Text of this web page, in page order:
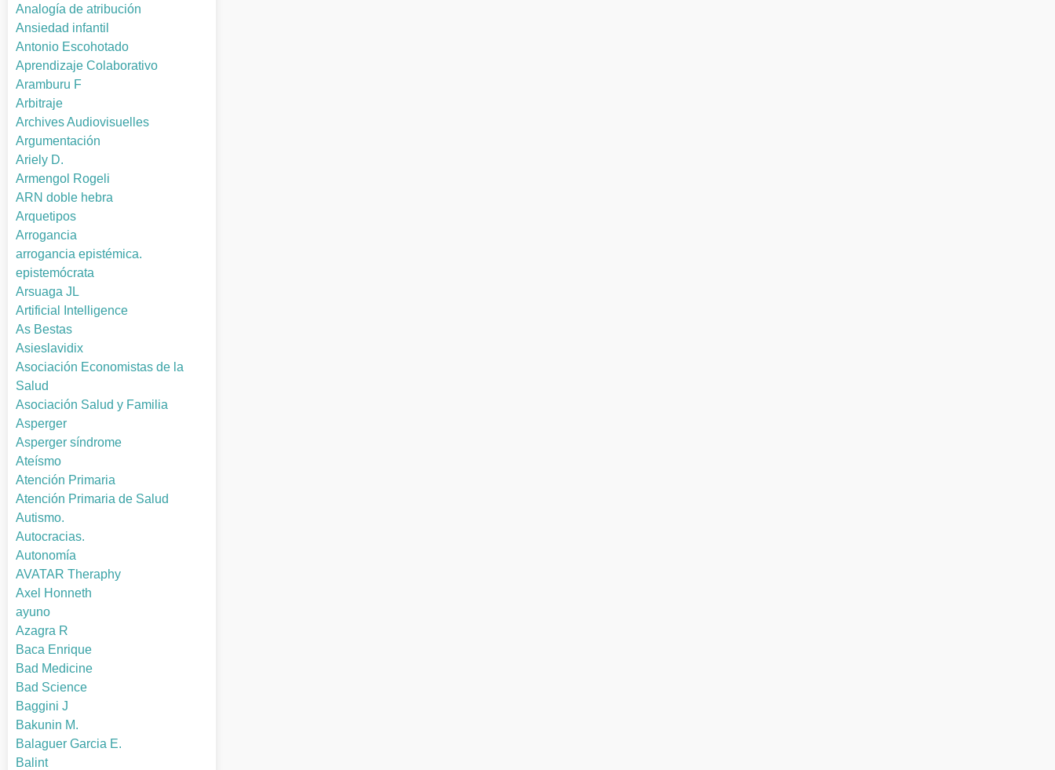
Analogía de atribución
Ansiedad infantil
Antonio Escohotado
Aprendizaje Colaborativo
Aramburu F
Arbitraje
Archives Audiovisuelles
Argumentación
Ariely D.
Armengol Rogeli
ARN doble hebra
Arquetipos
Arrogancia
arrogancia epistémica.
epistemócrata
Arsuaga JL
Artificial Intelligence
As Bestas
Asieslavidix
Asociación Economistas de la
Salud
Asociación Salud y Familia
Asperger
Asperger síndrome
Ateísmo
Atención Primaria
Atención Primaria de Salud
Autismo.
Autocracias.
Autonomía
AVATAR Theraphy
Axel Honneth
ayuno
Azagra R
Baca Enrique
Bad Medicine
Bad Science
Baggini J
Bakunin M.
Balaguer Garcia E.
Balint